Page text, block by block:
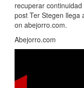
recuperar
post Ter Stegen llega
on abejorro.com.
Abejorro.com